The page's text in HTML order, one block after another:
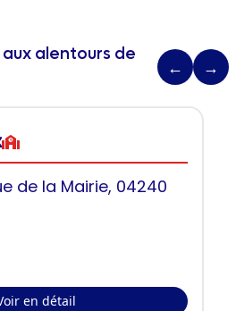
alentours de
← →
de la Mairie, 04240
en détail